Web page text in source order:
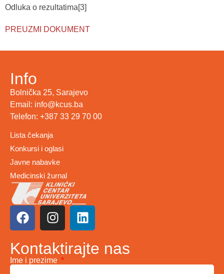
Odluka o rezultatima[3]
PREUZMI DOKUMENT
Info
Bolnička 25, Sarajevo
Email: info@kcus.ba
Telefon: +387 33 29 70 00
Lista čekanja
Konkursi i oglasi
Javne nabavke
Medicinski žurnal
Kontaktirajte nas
Ime i prezime